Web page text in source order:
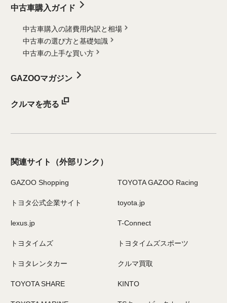
中古車購入ガイド
中古車購入の諸費用内訳と相場
中古車の選び方と基礎知識
中古車の上手な買い方
GAZOOマガジン
クルマを売る
関連サイト （外部リンク）
GAZOO Shopping TOYOTA GAZOO Racing
トヨタ公式企業サイト toyota.jp
lexus.jp T-Connect
トヨタイムズ トヨタイムズスポーツ
トヨタレンタカー クルマ買取
TOYOTA SHARE KINTO